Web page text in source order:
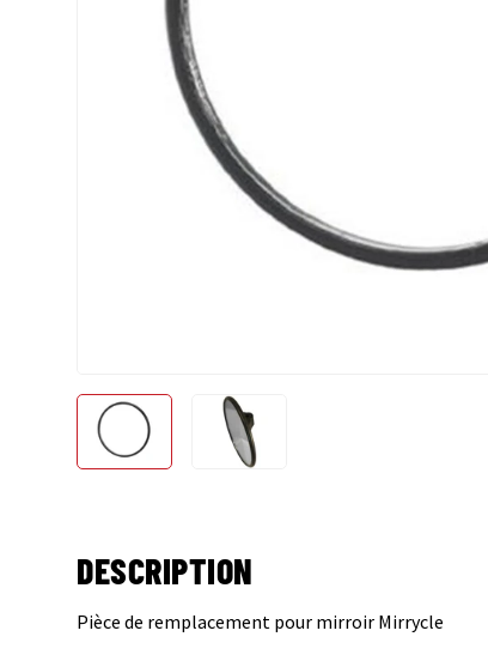
DESCRIPTION
Pièce de remplacement pour mirroir Mirrycle